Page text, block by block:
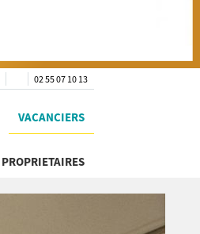
02 55 07 10 13
VACANCIERS
PROPRIETAIRES